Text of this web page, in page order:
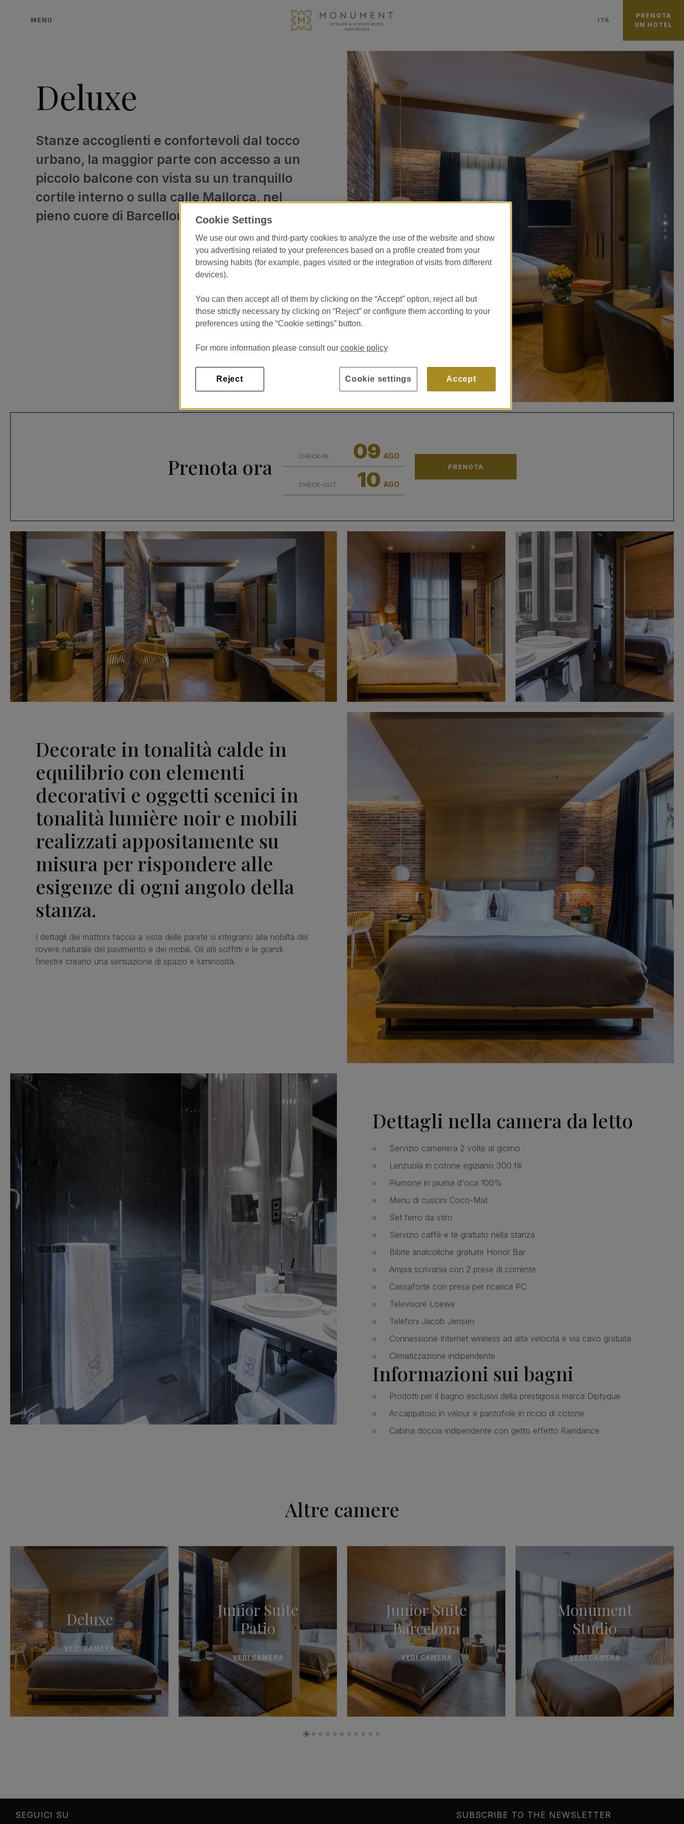
MENU ITA
中國
PORTUGUÊS
العربية
PУССКИЙ
CATALÀ
FRANÇAIS
日本語
PRENOTA
UN HOTEL
Deluxe
Stanze accoglienti e confortevoli dal tocco
urbano, la maggior parte con accesso a un
piccolo balcone con vista su un tranquillo
cortile interno o sulla calle Mallorca, nel
pieno cuore di Barcellona.
…
Prenota ora CHECK-IN 09 AGO
CHECK-OUT 10 AGO
PRENOTA
Decorate in tonalità calde in
equilibrio con elementi
decorativi e oggetti scenici in
tonalità lumière noir e mobili
realizzati appositamente su
misura per rispondere alle
esigenze di ogni angolo della
stanza.
I dettagli dei mattoni faccia a vista delle parete si integrano alla nobiltà del
rovere naturale del pavimento e dei mobili. Gli alti soffitti e le grandi
finestre creano una sensazione di spazio e luminosità.
Dettagli nella camera da letto
Servizio cameriera 2 volte al giorno
Lenzuola in cotone egiziano 300 fili
Piumone in piuma d'oca 100%
Menu di cuscini Coco-Mat
Set ferro da stiro
Servizio caffè e tè gratuito nella stanza
Bibite analcoliche gratuite Honor Bar
Ampia scrivania con 2 prese di corrente
Cassaforte con presa per ricarica PC
Televisore Loewe
Telefoni Jacob Jensen
Connessione Internet wireless ad alta velocità e via cavo gratuita
Climatizzazione indipendente
Informazioni sui bagni
Prodotti per il bagno esclusivi della prestigiosa marca Diptyque
Accappatoio in velour e pantofole in riccio di cotone
Cabina doccia indipendente con getto effetto Raindance
Altre camere
Deluxe
VEDI CAMERA
Junior Suite
Patio
VEDI CAMERA
Junior Suite
Barcelona
VEDI CAMERA
Monument
Studio
VEDI CAMERA
SEGUICI SU SUBSCRIBE TO THE NEWSLETTER
Cookie Settings
We use our own and third-party cookies to analyze the use of the website and show
you advertising related to your preferences based on a profile created from your
browsing habits (for example, pages visited or the integration of visits from different
devices).
You can then accept all of them by clicking on the “Accept” option, reject all but
those strictly necessary by clicking on “Reject” or configure them according to your
preferences using the “Cookie settings” button.
For more information please consult our cookie policy
Reject Accept
Cookie settings